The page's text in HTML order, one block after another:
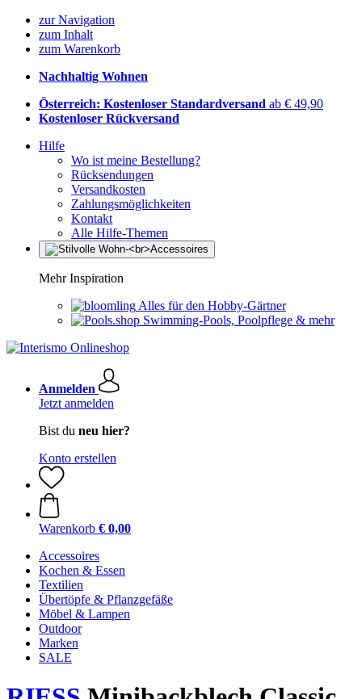
zur Navigation
zum Inhalt
zum Warenkorb
Nachhaltig Wohnen
Österreich: Kostenloser Standardversand ab € 49,90
Kostenloser Rückversand
Hilfe
Wo ist meine Bestellung?
Rücksendungen
Versandkosten
Zahlungsmöglichkeiten
Kontakt
Alle Hilfe-Themen
Mehr Inspiration
Alles für den Hobby-Gärtner
Swimming-Pools, Poolpflege & mehr
Anmelden
Jetzt anmelden
Bist du neu hier?
Konto erstellen
Warenkorb € 0,00
Accessoires
Kochen & Essen
Textilien
Übertöpfe & Pflanzgefäße
Möbel & Lampen
Outdoor
Marken
SALE